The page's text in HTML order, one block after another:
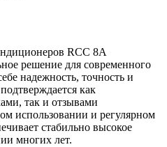
RCC 8A
решение для современного
надежность, точность и
как
так и отзывами
использовании и регулярном
стабильно высокое
многих лет.